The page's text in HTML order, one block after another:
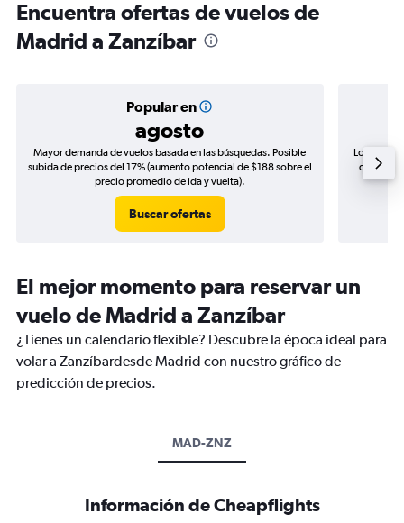
Encuentra ofertas de vuelos de
Madrid a Zanzíbar
Popular en
agosto
Mayor demanda de vuelos basada en las búsquedas. Posible
subida de precios del 17% (aumento potencial de $188 sobre el
precio promedio de ida y vuelta).
Buscar ofertas
Los
de
El mejor momento para reservar un
vuelo de Madrid a Zanzíbar
¿Tienes un calendario flexible? Descubre la época ideal para
volar a Zanzíbardesde Madrid con nuestro gráfico de
predicción de precios.
MAD-ZNZ
Información de Cheapflights